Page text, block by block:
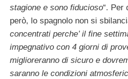
stagione e sono fiducioso“. Per
però, lo spagnolo non si
concentrati perche’ il fine
impegnativo con 4 giorni di
miglioreranno di sicuro e
saranno le condizioni